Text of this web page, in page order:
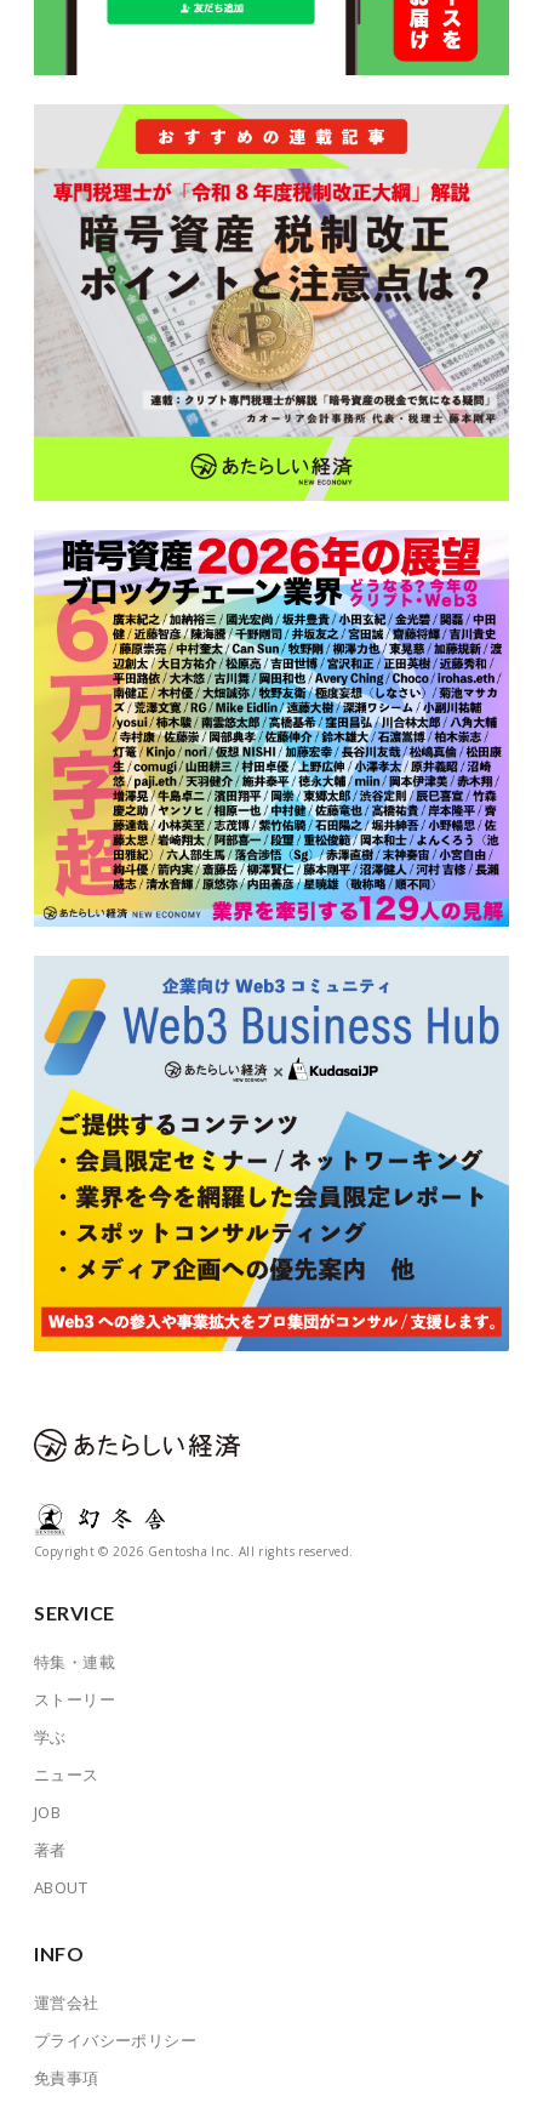
Copyright © 2026 Gentosha Inc. All rights reserved.
SERVICE
特集・連載
ストーリー
学ぶ
ニュース
JOB
著者
ABOUT
INFO
運営会社
プライバシーポリシー
免責事項